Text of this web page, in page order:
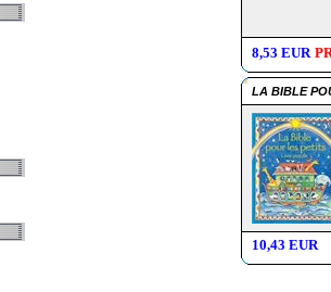
8,53 EUR
LA BIBLE
10,43 EUR